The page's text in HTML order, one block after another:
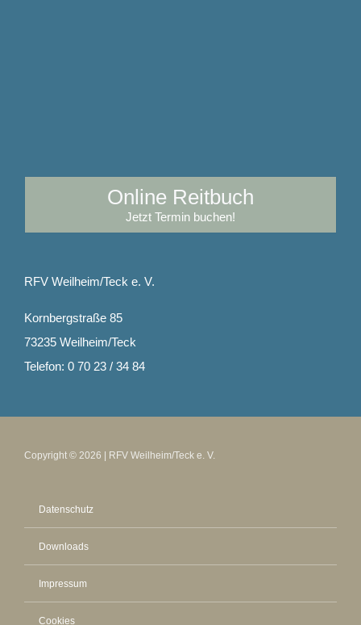
Online Reitbuch
Jetzt Termin buchen!
RFV Weilheim/Teck e. V.
Kornbergstraße 85
73235 Weilheim/Teck
Telefon: 0 70 23 / 34 84
Copyright © 2026 | RFV Weilheim/Teck e. V.
Datenschutz
Downloads
Impressum
Cookies